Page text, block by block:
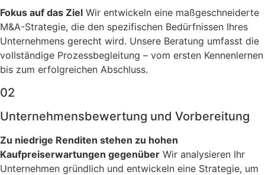
Fokus auf das Ziel Wir entwickeln eine maßgeschneiderte
M&A-Strategie, die den spezifischen Bedürfnissen Ihres
Unternehmens gerecht wird. Unsere Beratung umfasst die
vollständige Prozessbegleitung – vom ersten Kennenlernen
bis zum erfolgreichen Abschluss.
02
Unternehmens­bewertung und Vorbereitung
Zu niedrige Renditen stehen zu hohen
Kaufpreiserwartungen gegenüber Wir analysieren Ihr
Unternehmen gründlich und entwickeln eine Strategie, um